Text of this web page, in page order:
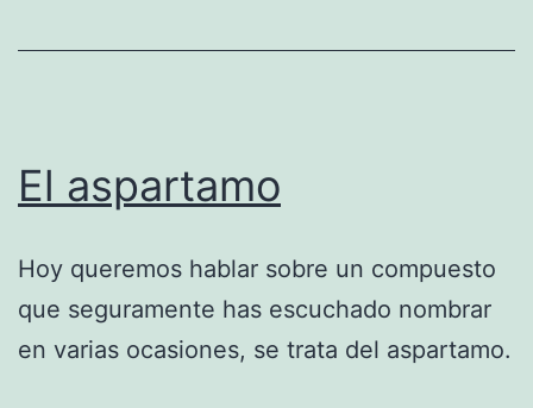
El aspartamo
Hoy queremos hablar sobre un compuesto
que seguramente has escuchado nombrar
en varias ocasiones, se trata del aspartamo.